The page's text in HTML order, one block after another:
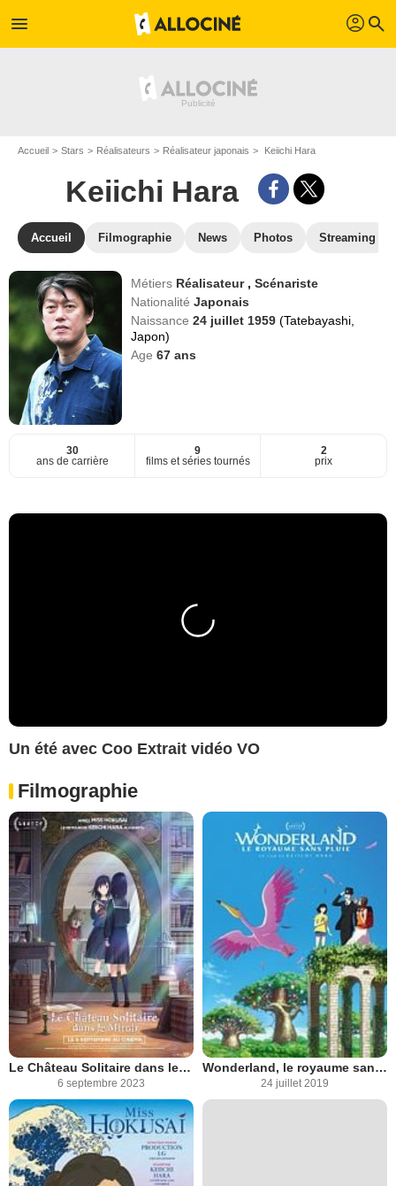
menu profil search
Accueil Stars Réalisateurs Réalisateur japonais Keiichi Hara
Keiichi Hara
Accueil Filmographie News Photos Streaming
Métiers Réalisateur ,Scénariste
NationalitéJaponais
Naissance24 juillet 1959(Tatebayashi,
Japon)
Age67 ans
30
ans de carrière
9
films et séries tournés
2
prix
Un été avec Coo Extrait vidéo VO
Filmographie
Le Château Solitaire dans le Miroir
6 septembre 2023
Wonderland, le royaume sans pluie
24 juillet 2019